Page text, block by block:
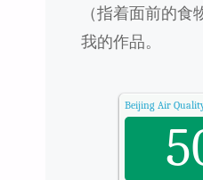
（指着面前的
我的作品。
Beijing Air